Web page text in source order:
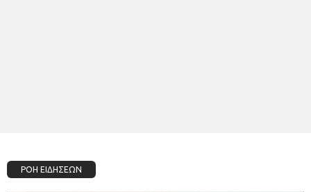
ΡΟΗ ΕΙΔΗΣΕΩΝ